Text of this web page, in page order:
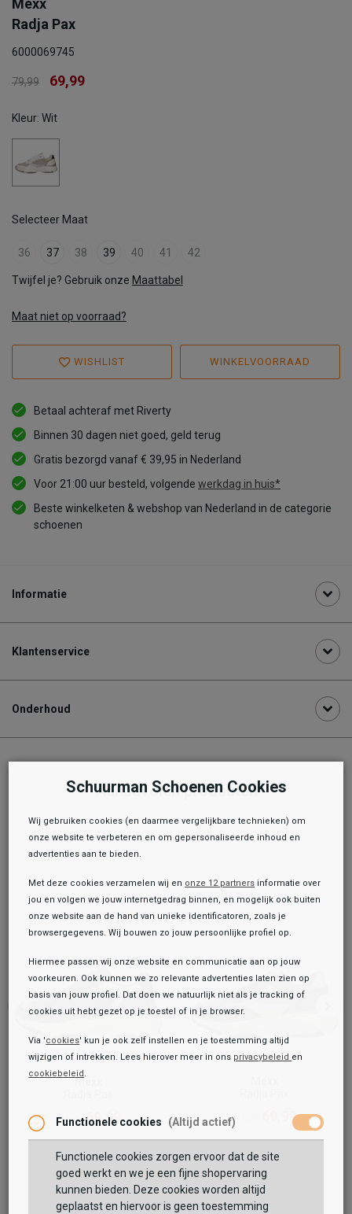
Mexx
Radja Pax
6000069745
79,99 69,99
Kleur: Wit
Selecteer Maat
36 37 38 39 40 41 42
Twijfel je? Gebruik onze Maattabel
Maat niet op voorraad?
WISHLIST WINKELVOORRAAD
Radja Pax
79,99
69,99
Maat:
TOEVOEGEN AAN WINKELTAS
Betaal achteraf met Riverty
Binnen 30 dagen niet goed, geld terug
Gratis bezorgd vanaf € 39,95 in Nederland
Voor 21:00 uur besteld, volgende werkdag in huis*
Beste winkelketen & webshop van Nederland in de categorie
schoenen
Informatie
Klantenservice
Onderhoud
Aanbevolen producten
Mexx
89,99 69,99
89,99
69,99
Toegevoegd aan je winkeltas!
Schuurman Schoenen Cookies
Wij gebruiken cookies (en daarmee vergelijkbare technieken) om
onze website te verbeteren en om gepersonaliseerde inhoud en
advertenties aan te bieden.
Met deze cookies verzamelen wij en onze 12 partners informatie over
jou en volgen we jouw internetgedrag binnen, en mogelijk ook buiten
onze website aan de hand van unieke identificatoren, zoals je
browsergegevens. Wij bouwen zo jouw persoonlijke profiel op.
Hiermee passen wij onze website en communicatie aan op jouw
voorkeuren. Ook kunnen we zo relevante advertenties laten zien op
basis van jouw profiel. Dat doen we natuurlijk niet als je tracking of
cookies uit hebt gezet op je toestel of in je browser.
Via 'cookies' kun je ook zelf instellen en je toestemming altijd
wijzigen of intrekken. Lees hierover meer in ons privacybeleid en
cookiebeleid .
Functionele cookies (Altijd actief)
Functionele cookies zorgen ervoor dat de site
goed werkt en we je een fijne shopervaring
kunnen bieden. Deze cookies worden altijd
geplaatst en hiervoor is geen toestemming